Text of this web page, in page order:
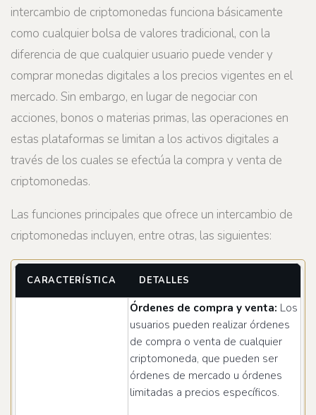
intercambio de criptomonedas funciona básicamente
como cualquier bolsa de valores tradicional, con la
diferencia de que cualquier usuario puede vender y
comprar monedas digitales a los precios vigentes en el
mercado. Sin embargo, en lugar de negociar con
acciones, bonos o materias primas, las operaciones en
estas plataformas se limitan a los activos digitales a
través de los cuales se efectúa la compra y venta de
criptomonedas.
Las funciones principales que ofrece un intercambio de
criptomonedas incluyen, entre otras, las siguientes:
CARACTERÍSTICA DETALLES
Órdenes de compra y venta: Los
usuarios pueden realizar órdenes
de compra o venta de cualquier
criptomoneda, que pueden ser
órdenes de mercado u órdenes
limitadas a precios específicos.